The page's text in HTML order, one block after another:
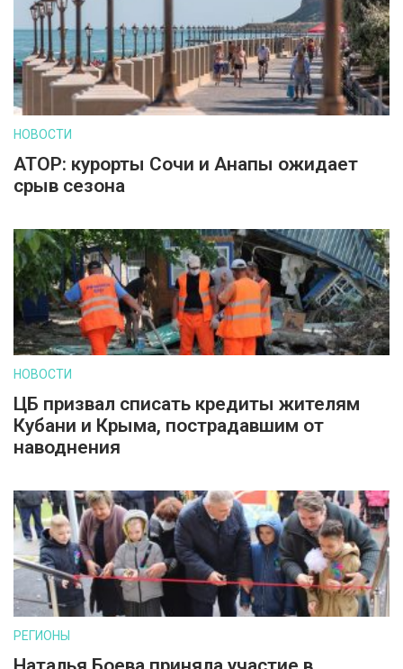
НОВОСТИ
АТОР: курорты Сочи и Анапы ожидает
срыв сезона
НОВОСТИ
ЦБ призвал списать кредиты жителям
Кубани и Крыма, пострадавшим от
наводнения
РЕГИОНЫ